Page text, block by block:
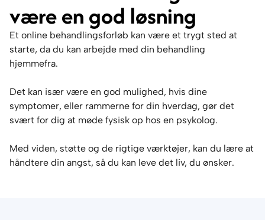
være en god løsning
Et online behandlingsforløb kan være et trygt sted at
starte, da du kan arbejde med din behandling
hjemmefra.
Det kan især være en god mulighed, hvis dine
symptomer, eller rammerne for din hverdag, gør det
svært for dig at møde fysisk op hos en psykolog.
Med viden, støtte og de rigtige værktøjer, kan du lære at
håndtere din angst, så du kan leve det liv, du ønsker.